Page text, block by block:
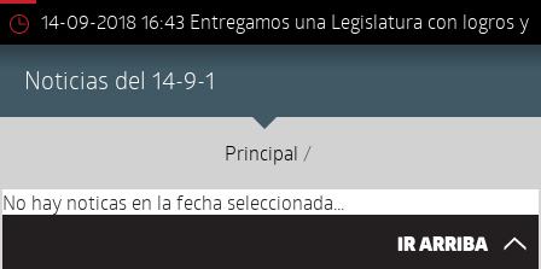
14-09-2018 16:43 Entregamos una Legislatura con logros y
Noticias del 14-9-1
Principal /
No hay noticas en la fecha seleccionada...
IR ARRIBA